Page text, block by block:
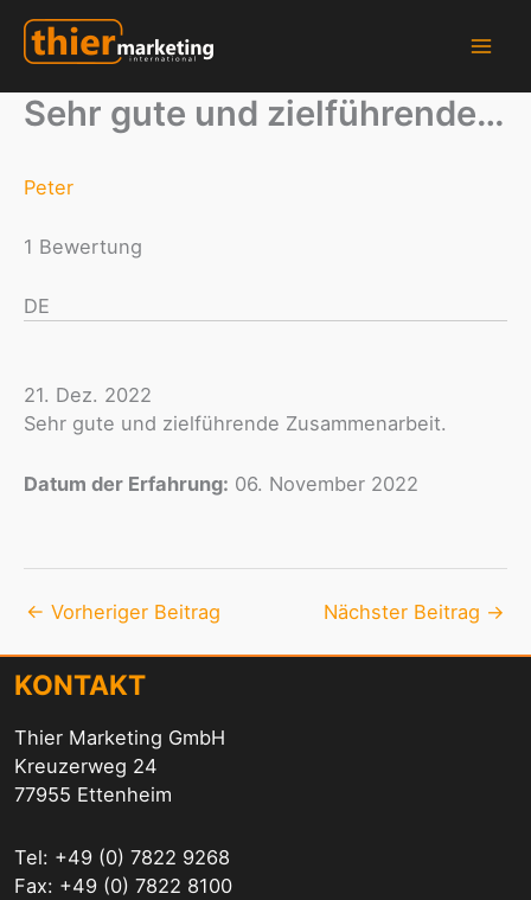
Zum
Inhalt
springen
Sehr gute und zielführende…
Peter
1 Bewertung
DE
21. Dez. 2022
Sehr gute und zielführende Zusammenarbeit.
Datum der Erfahrung: 06. November 2022
← Vorheriger Beitrag Nächster Beitrag →
KONTAKT
Thier Marketing GmbH
Kreuzerweg 24
77955 Ettenheim
Tel: +49 (0) 7822 9268
Fax: +49 (0) 7822 8100